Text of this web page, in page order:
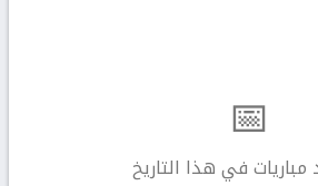
📅
مباريات في هذا التاريخ